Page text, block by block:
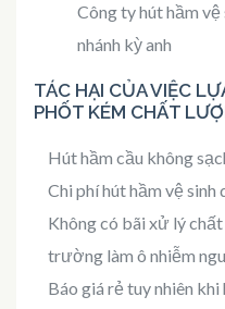
Công ty hút hầm vệ
nhánh kỳ anh
TÁC HẠI CỦA VIỆC
PHỐT KÉM CHẤT
Hút hầm cầu không
Chi phí hút hầm vệ
Không có bãi xử lý
trường làm ô nhiễm
Báo giá rẻ tuy nhiên